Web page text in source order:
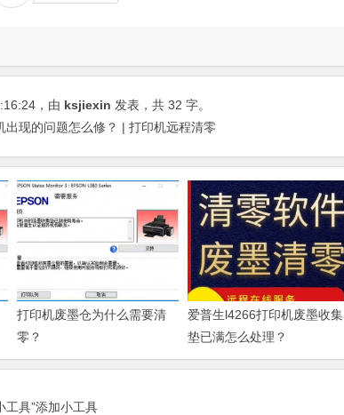
，由 ksjiexin 发表，共 32 字。
现的问题怎么修？ | 打印机远程清零
打印机废墨仓为什么需要清
零？
爱普生l4266打印机废墨收集
垫已满怎么处理？
工具”添加小工具